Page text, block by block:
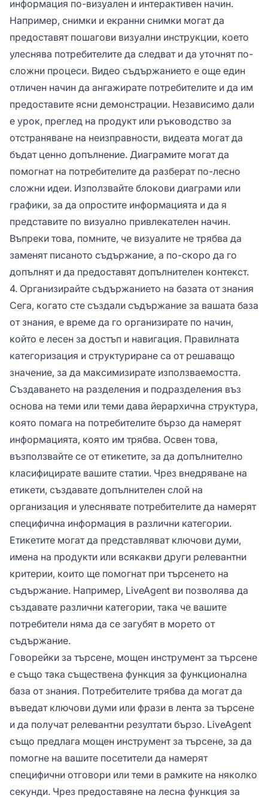
информация по-визуален и интерактивен начин.
Например, снимки и екранни снимки могат да
предоставят пошагови визуални инструкции, което
улеснява потребителите да следват и да уточнят по-
сложни процеси. Видео съдържанието е още един
отличен начин да ангажирате потребителите и да им
предоставите ясни демонстрации. Независимо дали
е урок, преглед на продукт или ръководство за
отстраняване на неизправности, видеата могат да
бъдат ценно допълнение. Диаграмите могат да
помогнат на потребителите да разберат по-лесно
сложни идеи. Използвайте блокови диаграми или
графики, за да опростите информацията и да я
представите по визуално привлекателен начин.
Въпреки това, помните, че визуалите не трябва да
заменят писаното съдържание, а по-скоро да го
допълнят и да предоставят допълнителен контекст.
4. Организирайте съдържанието на базата от знания
Сега, когато сте създали съдържание за вашата база
от знания, е време да го организирате по начин,
който е лесен за достъп и навигация. Правилната
категоризация и структуриране са от решаващо
значение, за да максимизирате използваемостта.
Създаването на разделения и подразделения въз
основа на теми или теми дава йерархична структура,
която помага на потребителите бързо да намерят
информацията, която им трябва. Освен това,
възползвайте се от етикетите, за да допълнително
класифицирате вашите статии. Чрез внедряване на
етикети, създавате допълнителен слой на
организация и улеснявате потребителите да намерят
специфична информация в различни категории.
Етикетите могат да представляват ключови думи,
имена на продукти или всякакви други релевантни
критерии, които ще помогнат при търсенето на
съдържание. Например, LiveAgent ви позволява да
създавате различни категории, така че вашите
потребители няма да се загубят в морето от
съдържание.
Говорейки за търсене, мощен инструмент за търсене
е също така съществена функция за функционална
база от знания. Потребителите трябва да могат да
въведат ключови думи или фрази в лента за търсене
и да получат релевантни резултати бързо. LiveAgent
също предлага мощен инструмент за търсене, за да
помогне на вашите посетители да намерят
специфични отговори или теми в рамките на няколко
секунди. Чрез предоставяне на лесна функция за